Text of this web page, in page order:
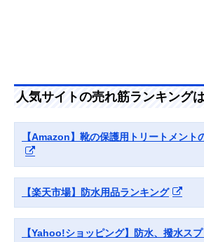
Amazonで見る
トコ(TOKO) シュ
ア 5582624
スポー
用のア
Amazonで見る
MARQUEE
プレイヤー) For
WATER+STAIN
REPELLENT #01
9012
効果を
さが魅
人気サイトの売れ筋ランキング
【Amazon】靴の保護用トリートメント
【楽天市場】防水用品ランキング
【Yahoo!ショッピング】防水、撥水ス